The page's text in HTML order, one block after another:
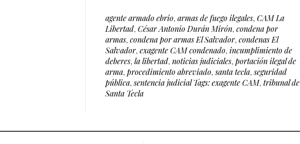
agente armado ebrio, armas de fuego ilegales, CAM La
Libertad, César Antonio Durán Mirón, condena por
armas, condena por armas El Salvador, condenas El
Salvador, exagente CAM condenado, incumplimiento de
deberes, la libertad, noticias judiciales, portación ilegal de
arma, procedimiento abreviado,santa tecla,seguridad
pública,sentencia judicial Tags: exagente CAM, tribunal de
Santa Tecla